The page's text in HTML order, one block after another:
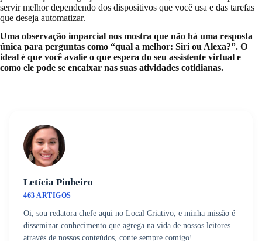
servir melhor dependendo dos dispositivos que você usa e das tarefas
que deseja automatizar.
Uma observação imparcial nos mostra que não há uma resposta
única para perguntas como “qual a melhor: Siri ou Alexa?”. O
ideal é que você avalie o que espera do seu assistente virtual e
como ele pode se encaixar nas suas atividades cotidianas.
Letícia Pinheiro
463 ARTIGOS
Oi, sou redatora chefe aqui no Local Criativo, e minha missão é
disseminar conhecimento que agrega na vida de nossos leitores
através de nossos conteúdos, conte sempre comigo!